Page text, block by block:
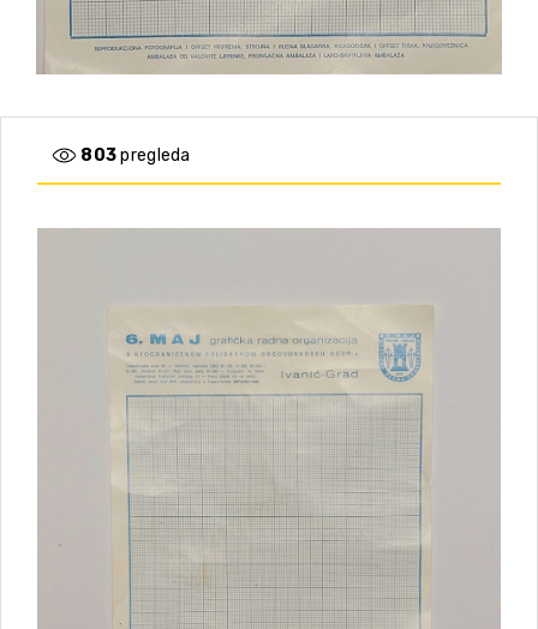
803pregleda